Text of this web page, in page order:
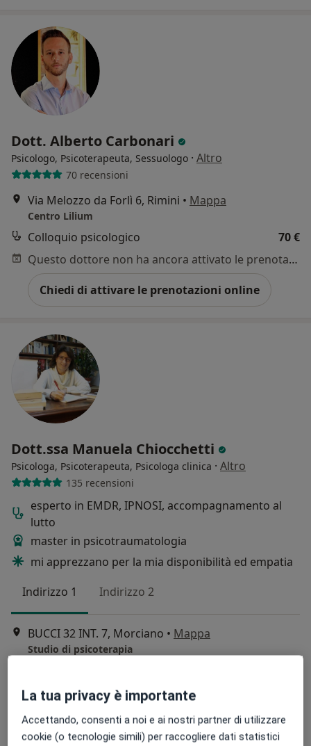
Dott. Alberto Carbonari
Psicologo, Psicoterapeuta, Sessuologo · Altro
70 recensioni
Via Melozzo da Forlì 6, Rimini • Mappa
Centro Lilium
Colloquio psicologico
70 €
Questo dottore non ha ancora attivato le prenotazioni online presso questo indirizzo.
Chiedi di attivare le prenotazioni online
Dott.ssa Manuela Chiocchetti
Psicologa, Psicoterapeuta, Psicologa clinica · Altro
135 recensioni
esperto in EMDR, IPNOSI, accompagnamento al
lutto
master in psicotraumatologia
mi apprezzano per la mia disponibilità ed empatia
Indirizzo 1
Indirizzo 2
BUCCI 32 INT. 7, Morciano • Mappa
Studio di psicoterapia
Chiedi di attivare le prenotazioni online
La tua privacy è importante
Accettando, consenti a noi e ai nostri partner di utilizzare
cookie (o tecnologie simili) per raccogliere dati statistici